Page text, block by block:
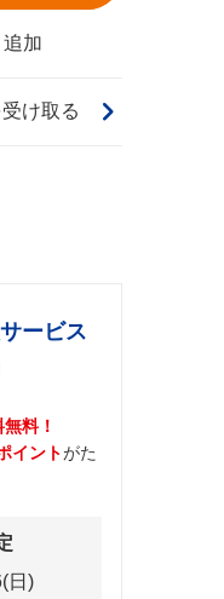
加
け取る
ービス
料！
イントがた
日)